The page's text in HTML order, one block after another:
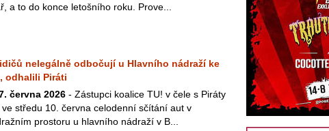
a to do konce letošního roku. Prove...
nelegálně odbočují u Hlavního nádraží ke
odhalili Piráti
června 2026 - Zástupci koalice TU! v čele s Piráty
ve středu 10. června celodenní sčítání aut v
prostoru u hlavního nádraží v B...